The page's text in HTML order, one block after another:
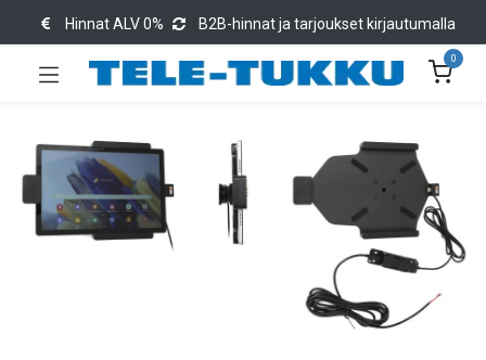
Hinnat ALV 0% B2B-hinnat ja tarjoukset kirjautumalla
0